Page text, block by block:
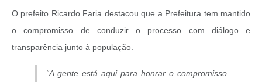
O prefeito Ricardo Faria destacou que a Prefeitura tem mantido
o compromisso de conduzir o processo com diálogo e
transparência junto à população.
“A gente está aqui para honrar o compromisso